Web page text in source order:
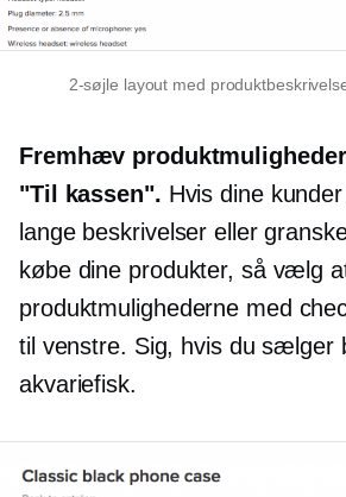
2-søjle layout med
Fremhæv
"Til kassen". Hvis dine
lange beskrivelser eller
købe dine produkter, så vælg
produktmulighederne med
til venstre. Sig, hvis du sælger
akvariefisk.